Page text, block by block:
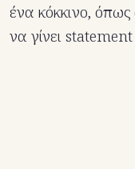
ένα κόκκινο, όπως
να γίνει